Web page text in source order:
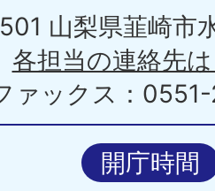
山梨県韮崎市
各担当の連絡先
ァックス：
開庁時間